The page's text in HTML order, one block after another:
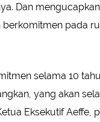
Dan
pada
selama 10
yang akan
Eksekutif Aeffe,